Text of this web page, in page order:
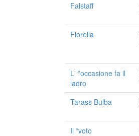
Falstaff
Fiorella
L' *occasione fa il
ladro
Tarass Bulba
Il *voto